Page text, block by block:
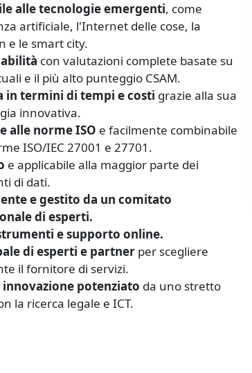
alle tecnologie emergenti, come
artificiale, l'Internet delle cose, la
e le smart city.
con valutazioni complete basate su
e il più alto punteggio CSAM.
in termini di tempi e costi grazie alla sua
innovativa.
alle norme ISO e facilmente combinabile
ISO/IEC 27001 e 27701.
e applicabile alla maggior parte dei
di dati.
e gestito da un comitato
di esperti.
e supporto online.
di esperti e partner per scegliere
il fornitore di servizi.
innovazione potenziato da uno stretto
la ricerca legale e ICT.